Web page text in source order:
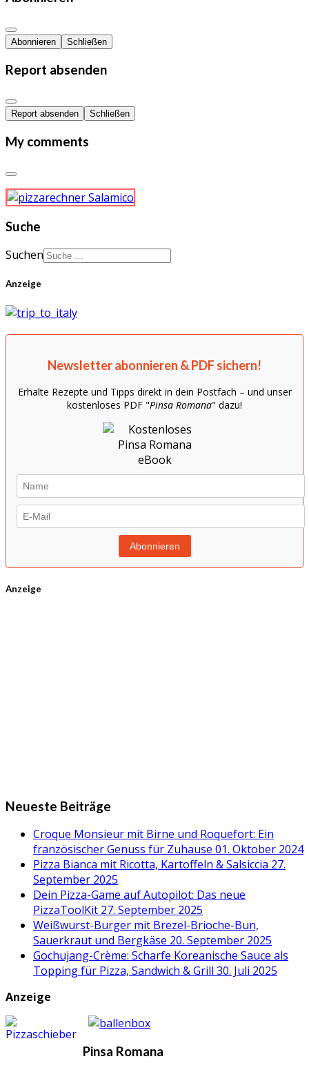
Abonnieren Schließen
Report absenden
Report absenden Schließen
My comments
Suche
Suchen
Anzeige
Newsletter abonnieren & PDF sichern!
Erhalte Rezepte und Tipps direkt in dein Postfach – und unser
kostenloses PDF "Pinsa Romana" dazu!
Anzeige
Neueste Beiträge
Croque Monsieur mit Birne und Roquefort: Ein
französischer Genuss für Zuhause 01. Oktober 2024
Pizza Bianca mit Ricotta, Kartoffeln & Salsiccia 27.
September 2025
Dein Pizza-Game auf Autopilot: Das neue
PizzaToolKit 27. September 2025
Weißwurst-Burger mit Brezel-Brioche-Bun,
Sauerkraut und Bergkäse 20. September 2025
Gochujang-Crème: Scharfe Koreanische Sauce als
Topping für Pizza, Sandwich & Grill 30. Juli 2025
Anzeige
Pinsa Romana